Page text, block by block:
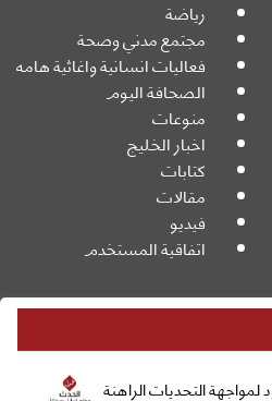
الراهنة عاجل الخنبشي
رياضة
مجتمع مدني وصحة
فعاليات انسانية واغاثية هامه
الصحافة اليوم
منوعات
اخبار الخليج
كتابات
مقالات
فيديو
اتفاقية المستخدم